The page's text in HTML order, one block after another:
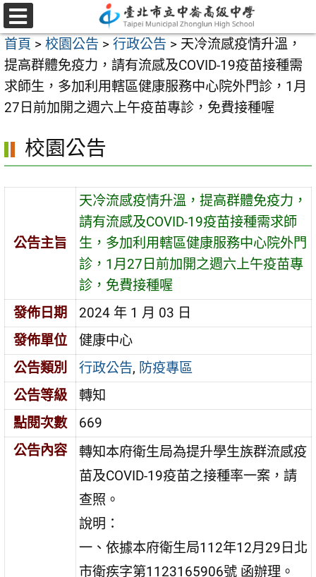
跳
至
主
要
內
容
選
單
首頁 > 校園公告 > 行政公告 > 天冷流感疫情升溫，
提高群體免疫力，請有流感及COVID-19疫苗接種需
求師生，多加利用轄區健康服務中心院外門診，1月
27日前加開之週六上午疫苗專診，免費接種喔
校園公告
公告主旨
天冷流感疫情升溫，提高群體免疫力，
請有流感及COVID-19疫苗接種需求師
生，多加利用轄區健康服務中心院外門
診，1月27日前加開之週六上午疫苗專
診，免費接種喔
發佈日期
2024 年 1 月 03 日
發佈單位
健康中心
公告類別
行政公告, 防疫專區
公告等級
轉知
點閱次數
669
公告內容
轉知本府衛生局為提升學生族群流感疫
苗及COVID-19疫苗之接種率一案，請
查照。
說明：
一、依據本府衛生局112年12月29日北
市衛疾字第1123165906號 函辦理。